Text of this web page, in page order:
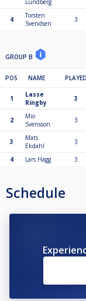
Lundberg
4
Torsten
Svendsen
3
GROUP B
POS NAME PLAYED
1
Lasse
Ringby
3
2
Mio
Svensson
3
3
Mats
Ekdahl
3
4 Lars Hägg 3
Schedule